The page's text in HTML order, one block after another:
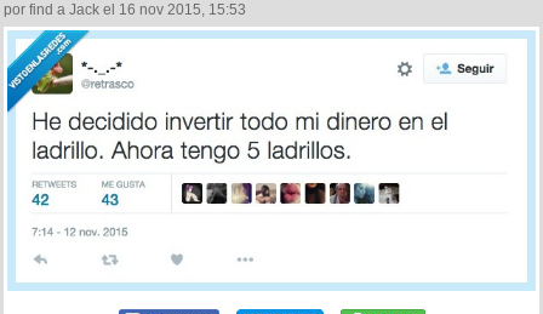
por find a Jack el 16 nov 2015, 15:53